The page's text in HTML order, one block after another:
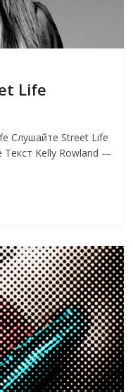
Life
Слушайте Street Life
Текст Kelly Rowland —